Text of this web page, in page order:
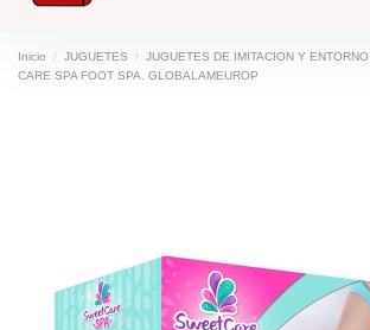
Inicio JUGUETES JUGUETES DE IMITACION Y ENTORNO
CARE SPA FOOT SPA. GLOBALAMEUROP